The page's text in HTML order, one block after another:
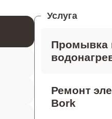
Услуга
Промывка
Ремонт
Bork